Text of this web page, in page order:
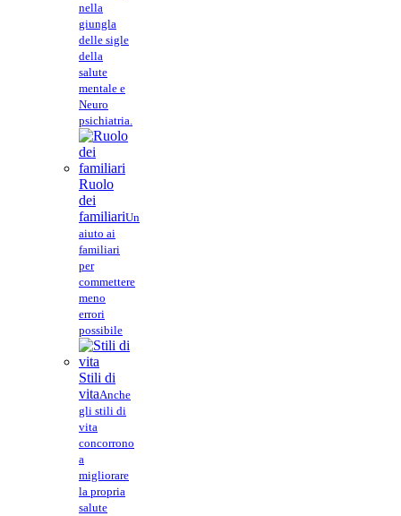
nella
giungla
delle sigle
della
salute
mentale e
Neuro
psichiatria.
Ruolo
dei
familiariUn
aiuto ai
familiari
per
commettere
meno
errori
possibile
Stili di
vitaAnche
gli stili di
vita
concorrono
a
migliorare
la propria
salute